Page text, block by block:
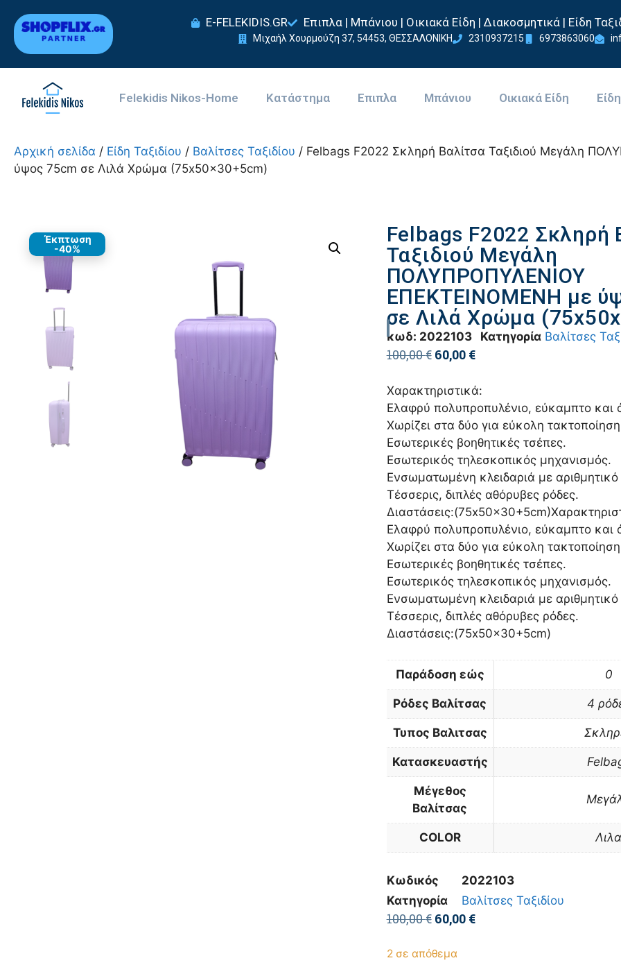
E-FELEKIDIS.GR Επιπλα | Μπάνιου | Οικιακά Είδη | Διακοσμητικά | Είδη
Μιχαήλ Χουρμούζη 37, 54453, ΘΕΣΣΑΛΟΝΙΚΗ 2310937215 6973863060
Felekidis Nikos-Home Κατάστημα Επιπλα Μπάνιου Οικιακά Είδη
Αρχική σελίδα / Είδη Ταξιδίου / Βαλίτσες Ταξιδίου / Felbags F2022 Σκληρή Βαλίτσα Ταξιδιού Μεγάλη
ύψος 75cm σε Λιλά Χρώμα (75x50x30+5cm)
Έκπτωση
-40%
Felbags F2022 Σκληρή
Ταξιδιού Μεγάλη
ΠΟΛΥΠΡΟΠΥΛΕΝΙΟΥ
ΕΠΕΚΤΕΙΝΟΜΕΝΗ με
σε Λιλά Χρώμα
κωδ: 2022103 Κατηγορία Βαλίτσες
100,00€ 60,00 €
Χαρακτηριστικά:
Ελαφρύ πολυπροπυλένιο, εύκαμπτο και
Χωρίζει στα δύο για εύκολη
Εσωτερικές βοηθητικές τσέπες.
Εσωτερικός τηλεσκοπικός μηχανισμός.
Ενσωματωμένη κλειδαριά με
Τέσσερις, διπλές αθόρυβες ρόδες.
Ελαφρύ πολυπροπυλένιο, εύκαμπτο και
Χωρίζει στα δύο για εύκολη
Εσωτερικές βοηθητικές τσέπες.
Εσωτερικός τηλεσκοπικός μηχανισμός.
Ενσωματωμένη κλειδαριά με
Τέσσερις, διπλές αθόρυβες ρόδες.
Διαστάσεις:(75x50x30+5cm)
Παράδοση εώς 0
Ρόδες Βαλίτσας 4
Τυπος Βαλιτσας
Κατασκευαστής
Μέγεθος
Βαλίτσας
COLOR Λιλα
Κωδικός
2022103
Κατηγορία
Βαλίτσες Ταξιδίου
100,00€ 60,00 €
2 σε απόθεμα